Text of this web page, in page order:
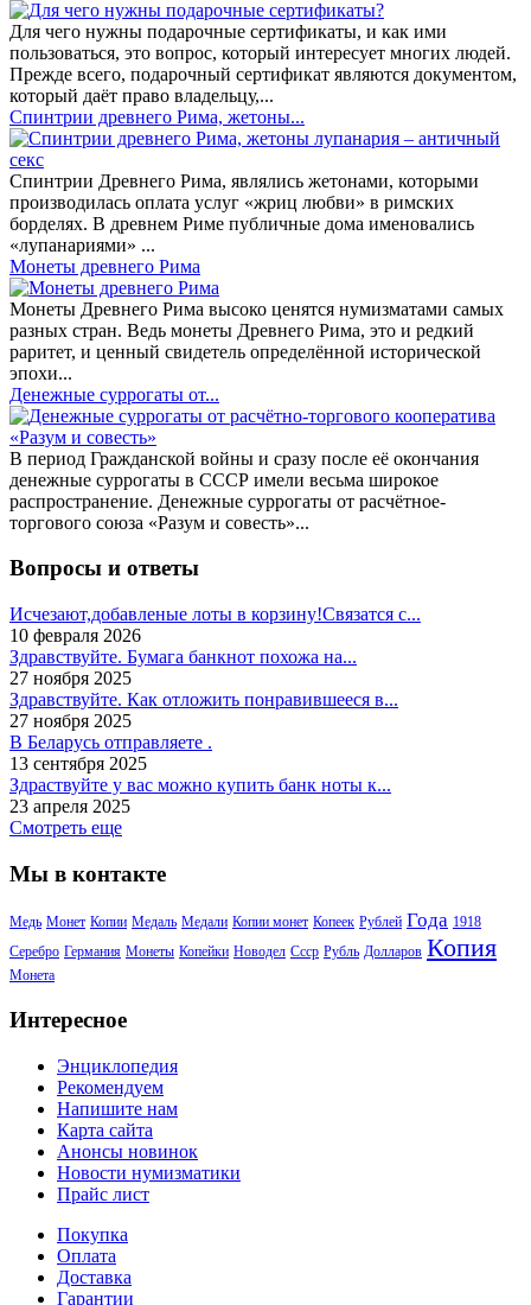
Для чего нужны подарочные сертификаты, и как ими
пользоваться, это вопрос, который интересует многих людей.
Прежде всего, подарочный сертификат являются документом,
который даёт право владельцу,...
Спинтрии древнего Рима, жетоны...
Спинтрии Древнего Рима, являлись жетонами, которыми
производилась оплата услуг «жриц любви» в римских
борделях. В древнем Риме публичные дома именовались
«лупанариями» ...
Монеты древнего Рима
Монеты Древнего Рима высоко ценятся нумизматами самых
разных стран. Ведь монеты Древнего Рима, это и редкий
раритет, и ценный свидетель определённой исторической
эпохи...
Денежные суррогаты от...
В период Гражданской войны и сразу после её окончания
денежные суррогаты в СССР имели весьма широкое
распространение. Денежные суррогаты от расчётное-
торгового союза «Разум и совесть»...
Вопросы и ответы
Исчезают,добавленые лоты в корзину!Связатся с...
10 февраля 2026
Здравствуйте. Бумага банкнот похожа на...
27 ноября 2025
Здравствуйте. Как отложить понравившееся в...
27 ноября 2025
В Беларусь отправляете .
13 сентября 2025
Здраствуйте у вас можно купить банк ноты к...
23 апреля 2025
Смотреть еще
Мы в контакте
Медь Монет Копии Медаль Медали Копии монет Копеек Рублей Года 1918
Серебро Германия Монеты Копейки Новодел Ссср Рубль Долларов Копия
Монета
Интересное
Энциклопедия
Рекомендуем
Напишите нам
Карта сайта
Анонсы новинок
Новости нумизматики
Прайс лист
Покупка
Оплата
Доставка
Гарантии